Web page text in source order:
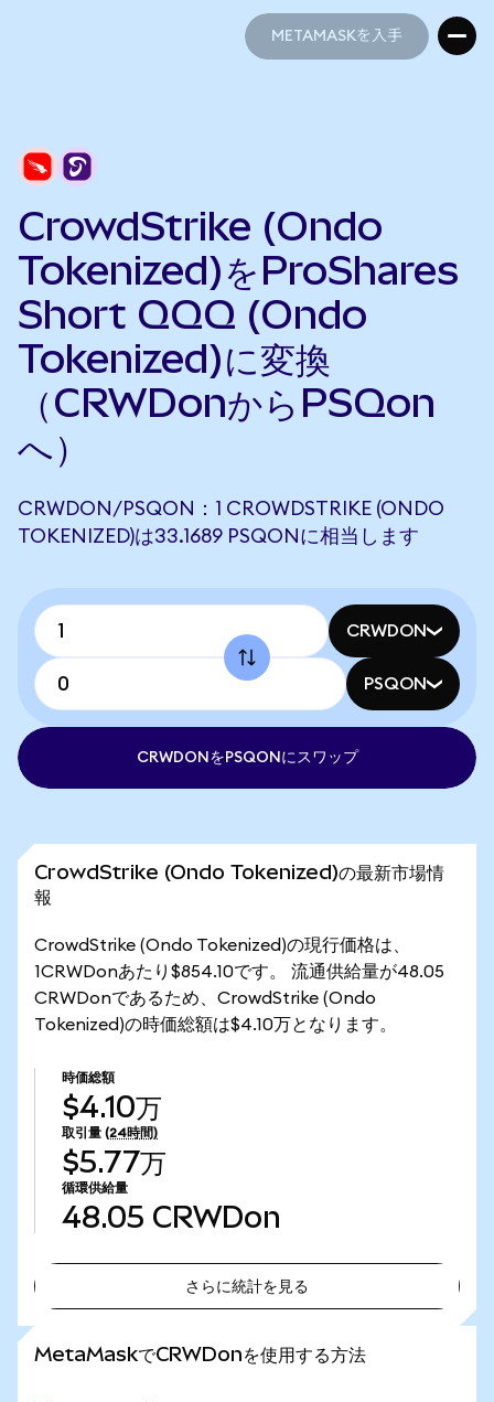
METAMASKを入手
CrowdStrike (Ondo
Tokenized)をProShares
Short QQQ (Ondo
Tokenized)に変換
（CRWDonからPSQon
へ）
CRWDON/PSQON：1 CROWDSTRIKE (ONDO
TOKENIZED)は33.1689 PSQONに相当します
CRWDON
PSQON
CRWDONをPSQONにスワップ
CrowdStrike (Ondo Tokenized)の最新市場情
報
CrowdStrike (Ondo Tokenized)の現行価格は、
1CRWDonあたり$854.10です。 流通供給量が48.05
CRWDonであるため、CrowdStrike (Ondo
Tokenized)の時価総額は$4.10万となります。
時価総額
$4.10万
取引量 (24時間)
$5.77万
循環供給量
48.05 CRWDon
さらに統計を見る
MetaMaskでCRWDonを使用する方法